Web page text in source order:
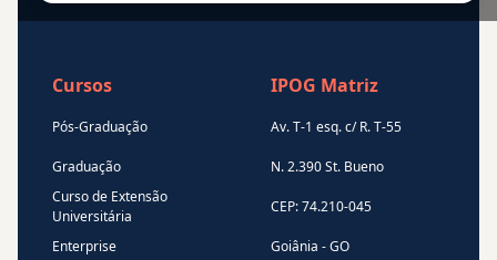
Cursos
Pós-Graduação
Graduação
Curso de Extensão
Universitária
Enterprise
IPOG Matriz
Av. T-1 esq. c/ R. T-55
N. 2.390 St. Bueno
CEP: 74.210-045
Goiânia - GO